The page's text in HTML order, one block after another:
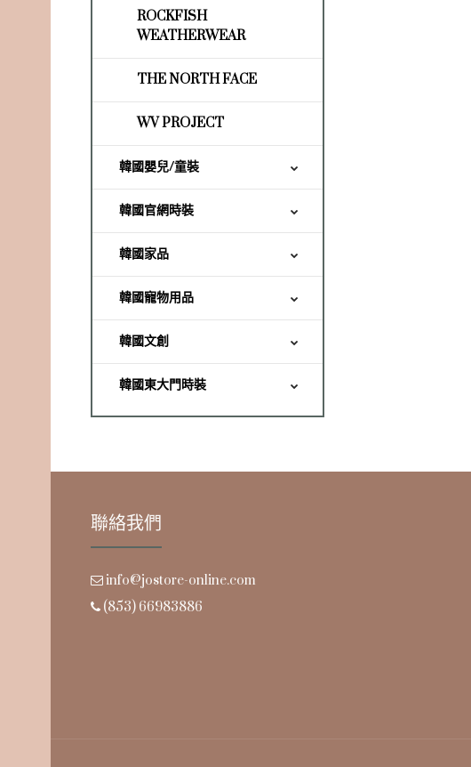
ROCKFISH
WEATHERWEAR
THE NORTH FACE
WV PROJECT
韓國嬰兒/童裝
韓國官網時裝
韓國家品
韓國寵物用品
韓國文創
韓國東大門時裝
聯絡我們
info@jostore-online.com
(853) 66983886